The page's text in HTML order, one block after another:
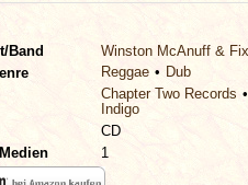
Band
Winston McAnuff &
Reggae
Dub
Chapter Two Records
Indigo
CD
1